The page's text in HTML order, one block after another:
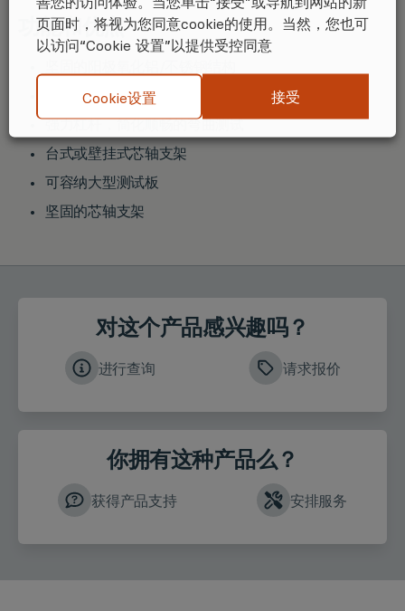
功能和优点
符合人体工程学的测试板夹紧装置
强力杠杆，简化顺畅的弯曲测试
台式或壁挂式芯轴支架
可容纳大型测试板
坚固的芯轴支架
对这个产品感兴趣吗？
进行查询 请求报价
你拥有这种产品么？
获得产品支持 安排服务
页面时，将视为您同意cookie的使用。当然，您也可
以访问“Cookie 设置”以提供受控同意
Cookie设置 接受